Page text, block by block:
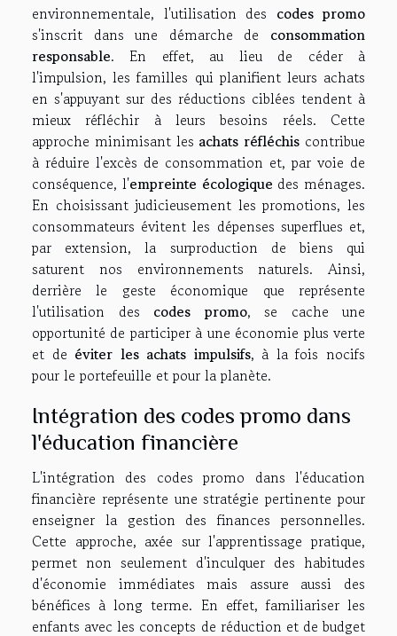
environnementale, l'utilisation des codes promo
s'inscrit dans une démarche de consommation
responsable. En effet, au lieu de céder à
l'impulsion, les familles qui planifient leurs achats
en s'appuyant sur des réductions ciblées tendent à
mieux réfléchir à leurs besoins réels. Cette
approche minimisant les achats réfléchis contribue
à réduire l'excès de consommation et, par voie de
conséquence, l'empreinte écologique des ménages.
En choisissant judicieusement les promotions, les
consommateurs évitent les dépenses superflues et,
par extension, la surproduction de biens qui
saturent nos environnements naturels. Ainsi,
derrière le geste économique que représente
l'utilisation des codes promo, se cache une
opportunité de participer à une économie plus verte
et de éviter les achats impulsifs, à la fois nocifs
pour le portefeuille et pour la planète.
Intégration des codes promo dans
l'éducation financière
L'intégration des codes promo dans l'éducation
financière représente une stratégie pertinente pour
enseigner la gestion des finances personnelles.
Cette approche, axée sur l'apprentissage pratique,
permet non seulement d'inculquer des habitudes
d'économie immédiates mais assure aussi des
bénéfices à long terme. En effet, familiariser les
enfants avec les concepts de réduction et de budget